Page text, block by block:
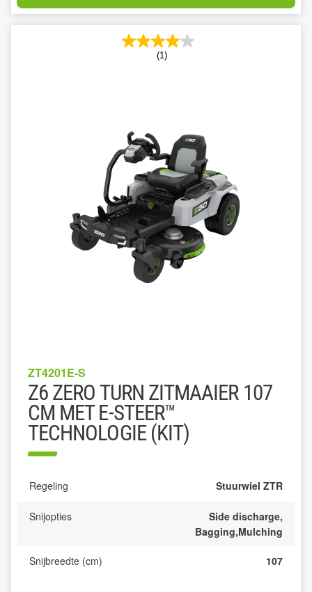
(1)
ZT4201E-S
Z6 ZERO TURN ZITMAAIER 107
CM MET E-STEER™
TECHNOLOGIE (KIT)
Regeling Stuurwiel ZTR
Snijopties
Side discharge,
Bagging,Mulching
Snijbreedte (cm) 107